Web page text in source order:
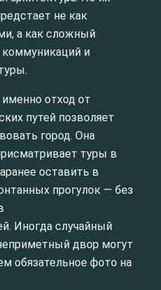
не как
а как сложный
коммуникаций и
отход от
путей позволяет
город. Она
туры в
оставить в
прогулок — без
Иногда случайный
двор могут
обязательное фото на